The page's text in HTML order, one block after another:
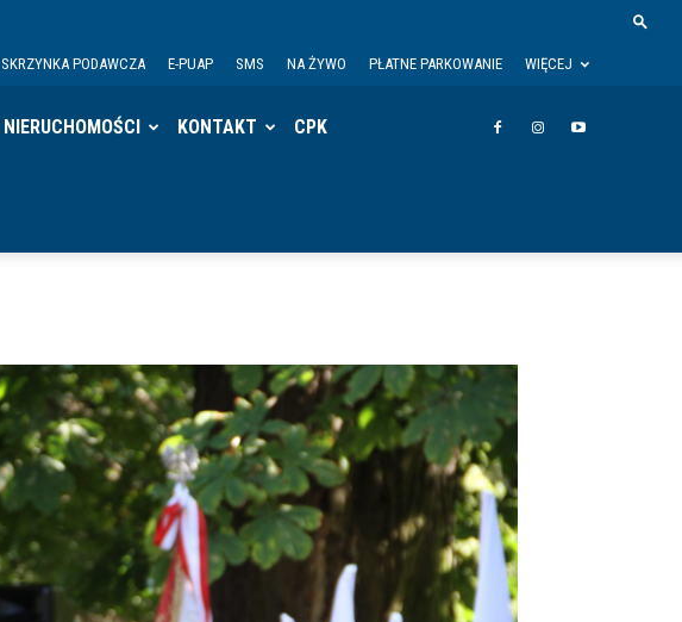
SKRZYNKA PODAWCZA E-PUAP SMS NA ŻYWO PŁATNE PARKOWANIE WIĘCEJ
NIERUCHOMOŚCI KONTAKT CPK